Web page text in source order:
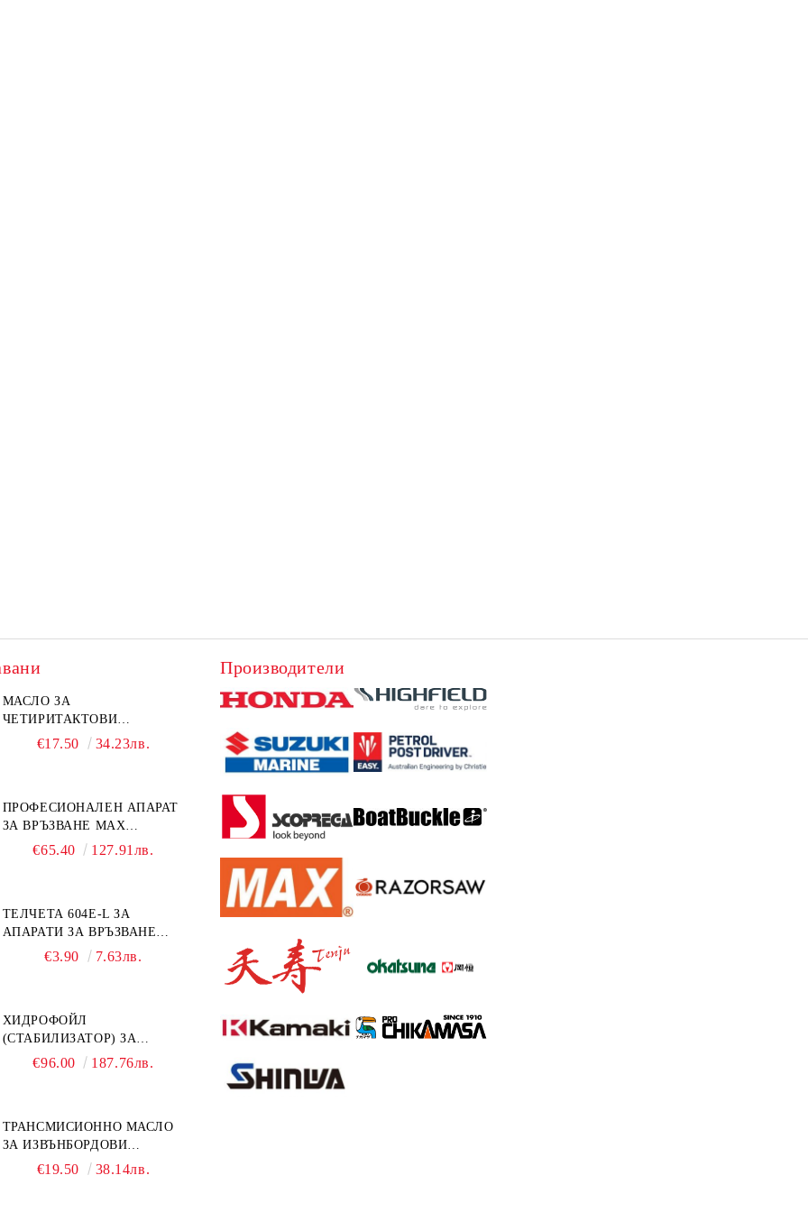
МАСЛО ЗА
ЧЕТИРИТАКТОВИ
ИЗВЪНБОРДОВИ
€17.50 34.23лв.
ПРОФЕСИОНАЛЕН АПАРАТ
ЗА ВРЪЗВАНЕ MAX
TAPENER HT-R45C
€65.40 127.91лв.
ТЕЛЧЕТА 604E-L ЗА
АПАРАТИ ЗА ВРЪЗВАНЕ
MAX HT-R1 И HT-R45C
€3.90 7.63лв.
ХИДРОФОЙЛ
(СТАБИЛИЗАТОР) ЗА
ДВИГАТЕЛИ ОТ 8 ДО 40
€96.00 187.76лв.
ТРАНСМИСИОННО МАСЛО
ЗА ИЗВЪНБОРДОВИ
ДВИГАТЕЛИ GL4 HONDA
€19.50 38.14лв.
Производители